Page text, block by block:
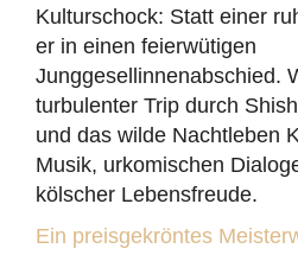
Kulturschock: Statt einer
er in einen feierwütigen
Junggesellinnenabschied.
turbulenter Trip durch
und das wilde Nachtleben
Musik, urkomischen
kölscher Lebensfreude.
Ein preisgekröntes